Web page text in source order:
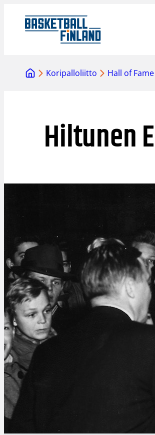
sisältöön
Koripalloliitto Hall of Fame
Hiltunen